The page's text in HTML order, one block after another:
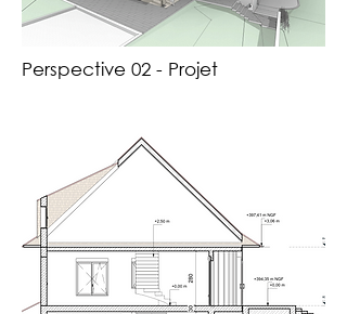
Perspective 02 - Projet